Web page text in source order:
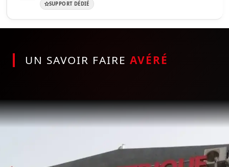
SUPPORT DÉDIÉ
UN SAVOIR FAIRE AVÉRÉ